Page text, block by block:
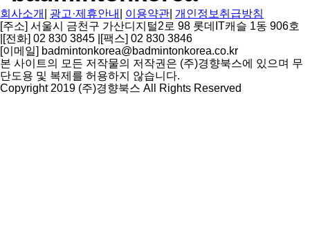
회사소개 광고·제휴안내 이용약관 개인정보취급방침
[주소] 서울시 금천구 가산디지털2로 98 롯데IT캐슬 1동 906호
[전화] 02 830 3845 [팩스] 02 830 3846
[이메일] badmintonkorea@badmintonkorea.co.kr
본 사이트의 모든 저작물의 저작권은 (주)경향북스에 있으며 무
단도용 및 복제를 허용하지 않습니다.
Copyright 2019 (주)경향북스 All Rights Reserved